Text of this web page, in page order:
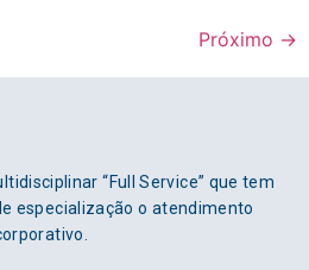
Próximo →
“Full Service” que tem
especialização o atendimento